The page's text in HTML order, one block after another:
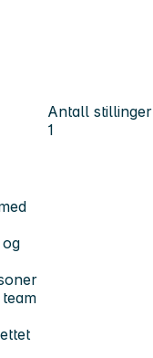
Antall stillinger
1